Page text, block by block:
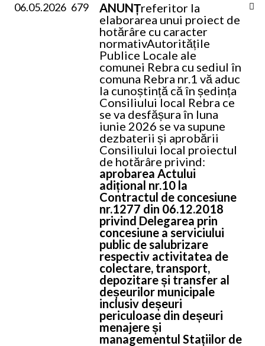
06.05.2026 679 ANUNȚreferitor la
elaborarea unui proiect de
hotărâre cu caracter
normativAutoritățile
Publice Locale ale
comunei Rebra cu sediul în
comuna Rebra nr.1 vă aduc
la cunoștință că în ședința
Consiliului local Rebra ce
se va desfășura în luna
iunie 2026 se va supune
dezbaterii și aprobării
Consiliului local proiectul
de hotărâre privind:
aprobarea Actului
adițional nr.10 la
Contractul de concesiune
nr.1277 din 06.12.2018
privind Delegarea prin
concesiune a serviciului
public de salubrizare
respectiv activitatea de
colectare, transport,
depozitare și transfer al
deșeurilor municipale
inclusiv deșeuri
periculoase din deșeuri
menajere și
managementul Stațiilor de